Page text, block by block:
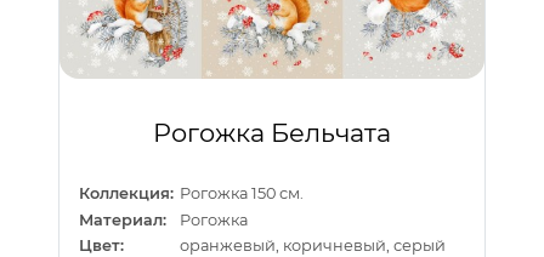
Рогожка Бельчата
Коллекция: Рогожка 150 см.
Материал:
Рогожка
Цвет:
оранжевый, коричневый, серый